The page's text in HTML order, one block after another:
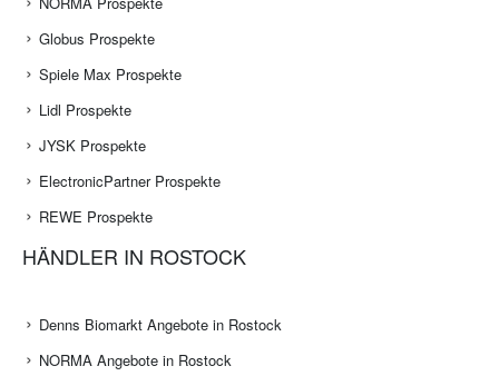
Globus Prospekte
Spiele Max Prospekte
Lidl Prospekte
JYSK Prospekte
ElectronicPartner Prospekte
REWE Prospekte
HÄNDLER IN ROSTOCK
Denns Biomarkt Angebote in Rostock
NORMA Angebote in Rostock